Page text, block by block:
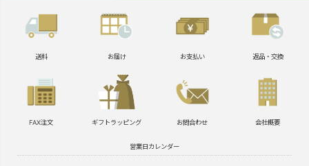
送料 お届け お支払い 返品・交換
FAX注文 ギフトラッピング お問合わせ 会社概要
営業日カレンダー